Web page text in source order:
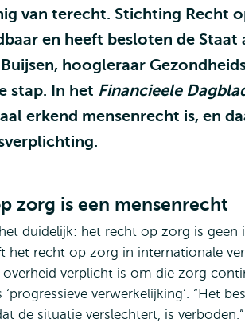
van terecht. Stichting Recht
en heeft besloten de
hoogleraar
stap. In het Financieele
erkend mensenrecht is, en
zorg is een mensenrecht
duidelijk: het recht op zorg is geen
het recht op zorg in internationale
verplicht is om die zorg
‘progressieve verwerkelijking’. “Het
de situatie verslechtert, is